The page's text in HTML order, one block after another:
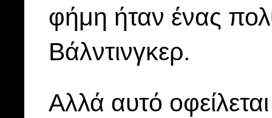
φήμη ήταν ένας
Βάλντινγκερ.
Αλλά αυτό